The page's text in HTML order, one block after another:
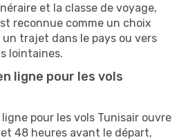
et la classe de voyage,
reconnue comme un choix
trajet dans le pays ou vers
lointaines.
ligne pour les vols
pour les vols Tunisair ouvre
48 heures avant le départ,